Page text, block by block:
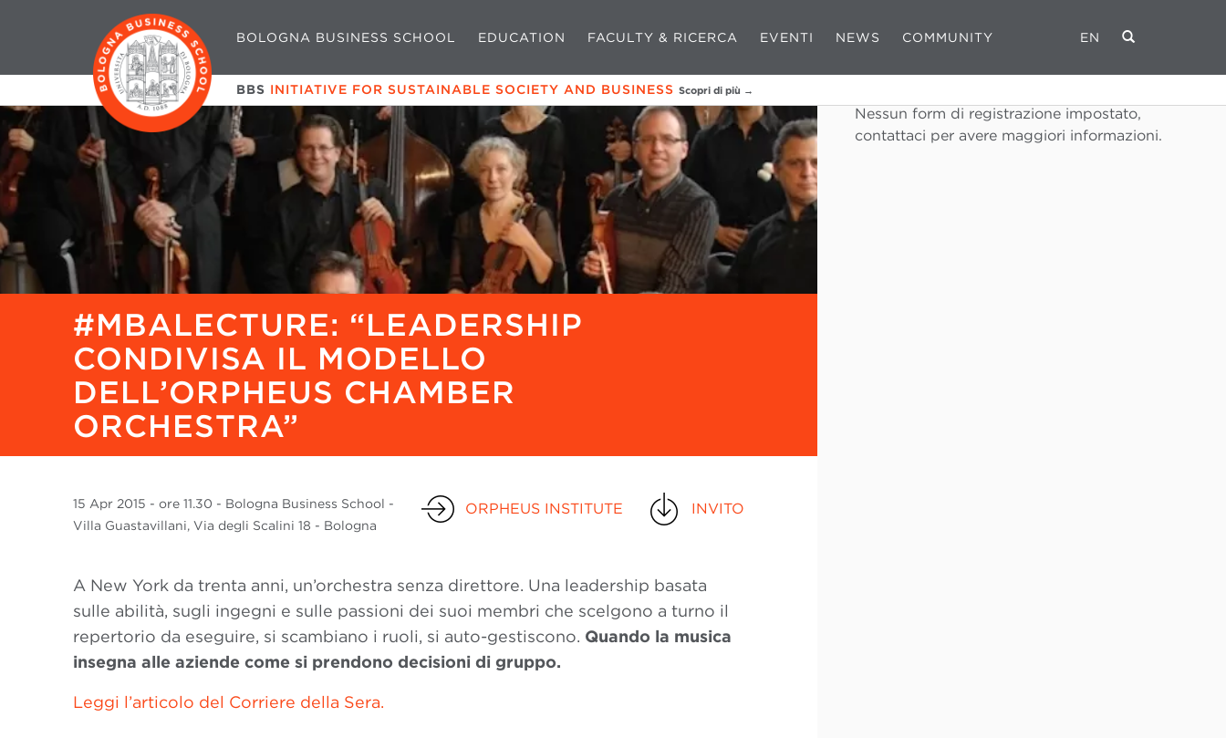
BOLOGNA BUSINESS SCHOOL EDUCATION FACULTY & RICERCA EVENTI NEWS COMMUNITY EN
BBS INITIATIVE FOR SUSTAINABLE SOCIETY AND BUSINESS Scopri di più →
#MBALECTURE: “LEADERSHIP
CONDIVISA IL MODELLO
DELL’ORPHEUS CHAMBER
ORCHESTRA”
15 Apr 2015 - ore 11.30 - Bologna Business School -
Villa Guastavillani, Via degli Scalini 18 - Bologna
ORPHEUS INSTITUTE INVITO
A New York da trenta anni, un’orchestra senza direttore. Una leadership basata
sulle abilità, sugli ingegni e sulle passioni dei suoi membri che scelgono a turno il
repertorio da eseguire, si scambiano i ruoli, si auto-gestiscono. Quando la musica
insegna alle aziende come si prendono decisioni di gruppo.
Leggi l’articolo del Corriere della Sera.
Nessun form di registrazione impostato,
contattaci per avere maggiori informazioni.